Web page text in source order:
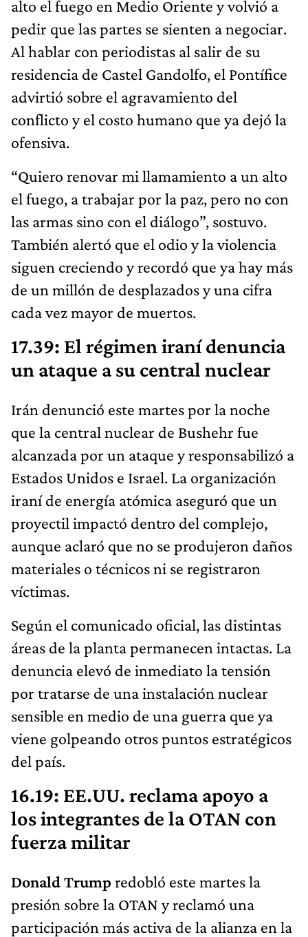
alto el fuego en Medio Oriente y volvió a
pedir que las partes se sienten a negociar.
Al hablar con periodistas al salir de su
residencia de Castel Gandolfo, el Pontífice
advirtió sobre el agravamiento del
conflicto y el costo humano que ya dejó la
ofensiva.
“Quiero renovar mi llamamiento a un alto
el fuego, a trabajar por la paz, pero no con
las armas sino con el diálogo”, sostuvo.
También alertó que el odio y la violencia
siguen creciendo y recordó que ya hay más
de un millón de desplazados y una cifra
cada vez mayor de muertos.
17.39: El régimen iraní denuncia
un ataque a su central nuclear
Irán denunció este martes por la noche
que la central nuclear de Bushehr fue
alcanzada por un ataque y responsabilizó a
Estados Unidos e Israel. La organización
iraní de energía atómica aseguró que un
proyectil impactó dentro del complejo,
aunque aclaró que no se produjeron daños
materiales o técnicos ni se registraron
víctimas.
Según el comunicado oficial, las distintas
áreas de la planta permanecen intactas. La
denuncia elevó de inmediato la tensión
por tratarse de una instalación nuclear
sensible en medio de una guerra que ya
viene golpeando otros puntos estratégicos
del país.
16.19: EE.UU. reclama apoyo a
los integrantes de la OTAN con
fuerza militar
Donald Trump redobló este martes la
presión sobre la OTAN y reclamó una
participación más activa de la alianza en la